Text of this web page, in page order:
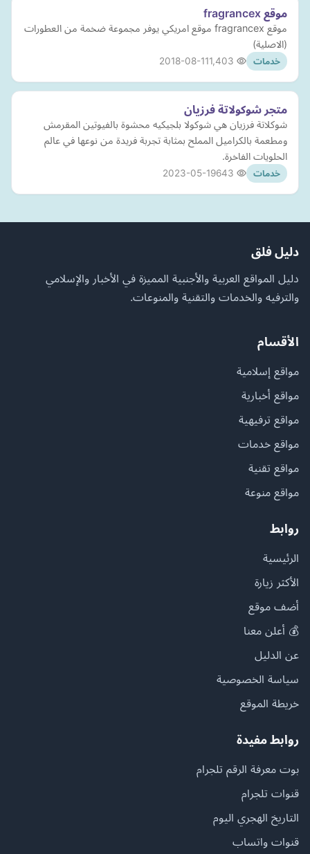
موقع fragrancex
موقع fragrancex موقع امريكي يوفر مجموعة ضخمة من العطورات
(الاصلية)
خدمات 2018-08-11
متجر شوكولاتة فرزيان
شوكلاتة فرزيان هي شوكولا بلجيكيه محشوة بالفيوتين المقرمش
ومطعمة بالكراميل المملح بمثابة تجربة فريدة من نوعها في عالم
الحلويات الفاخرة.
خدمات 2023-05-19
دليل فلق
دليل المواقع العربية والأجنبية المميزة في الأخبار والإسلامي
والترفيه والخدمات والتقنية والمنوعات.
الأقسام
مواقع إسلامية
مواقع أخبارية
مواقع ترفيهية
مواقع خدمات
مواقع تقنية
مواقع منوعة
روابط
الرئيسية
الأكثر زيارة
أضف موقع
💰 أعلن معنا
عن الدليل
سياسة الخصوصية
خريطة الموقع
روابط مفيدة
بوت معرفة الرقم تلجرام
قنوات تلجرام
التاريخ الهجري اليوم
قنوات واتساب